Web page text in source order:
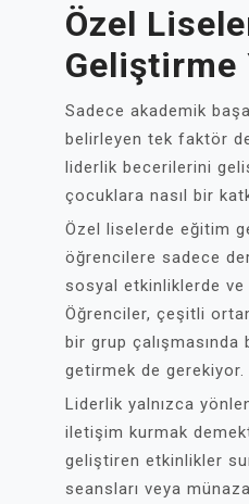
Özel
Geliştirme
Sadece akademik
belirleyen tek faktör
liderlik becerilerini
çocuklara nasıl bir
Özel liselerde eğitim
öğrencilere sadece
sosyal etkinliklerde ve
Öğrenciler, çeşitli
bir grup çalışmasında
getirmek de
Liderlik yalnızca
iletişim kurmak
geliştiren etkinlikler
seansları veya